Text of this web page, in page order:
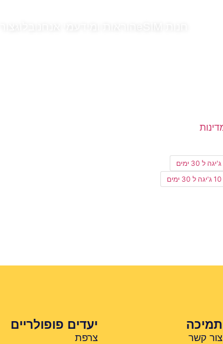
10 ג'יגה ל 30 ימים
תמיכה
צור קשר
יעדים פופולריים
צרפת